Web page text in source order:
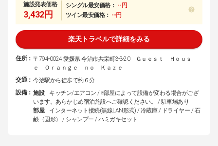
施設発表価格
3,432円
シングル最安価格： --円
ツイン最安価格： --円
楽天トラベルで詳細をみる
住所： 〒794-0024 愛媛県 今治市共栄町3-3-20 Ｇｕｅｓｔ Ｈｏｕｓ
ｅ Ｏｒａｎｇｅ ｎｏ Ｋａｚｅ
交通： 今治駅から徒歩で約６分
設備： 施設
キッチン/エアコン / ※部屋によって設備が変わる場合がござ
います。あらかじめ宿泊施設へご確認ください。 / 駐車場あり
部屋
インターネット接続(無線LAN形式) / 冷蔵庫 / ドライヤー / 石
鹸（固形） / シャンプー / ハミガキセット